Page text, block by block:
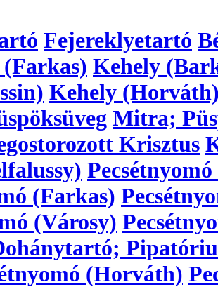
Fejereklyetartó
Kehely
Kehely (Horváth)
Mitra;
Krisztus
(Farkas)
(Városy)
(Horváth)